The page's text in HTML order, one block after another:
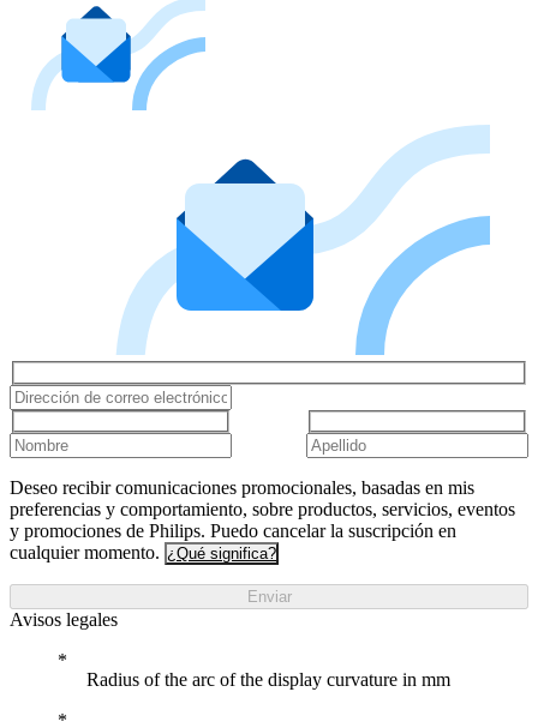
Deseo recibir comunicaciones promocionales, basadas en mis
preferencias y comportamiento, sobre productos, servicios, eventos
y promociones de Philips. Puedo cancelar la suscripción en
cualquier momento. ¿Qué significa?
Enviar
Avisos legales
Radius of the arc of the display curvature in mm